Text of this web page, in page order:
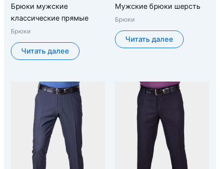
Брюки мужские
классические прямые
Брюки
Читать далее
Мужские брюки шерсть
Брюки
Читать далее